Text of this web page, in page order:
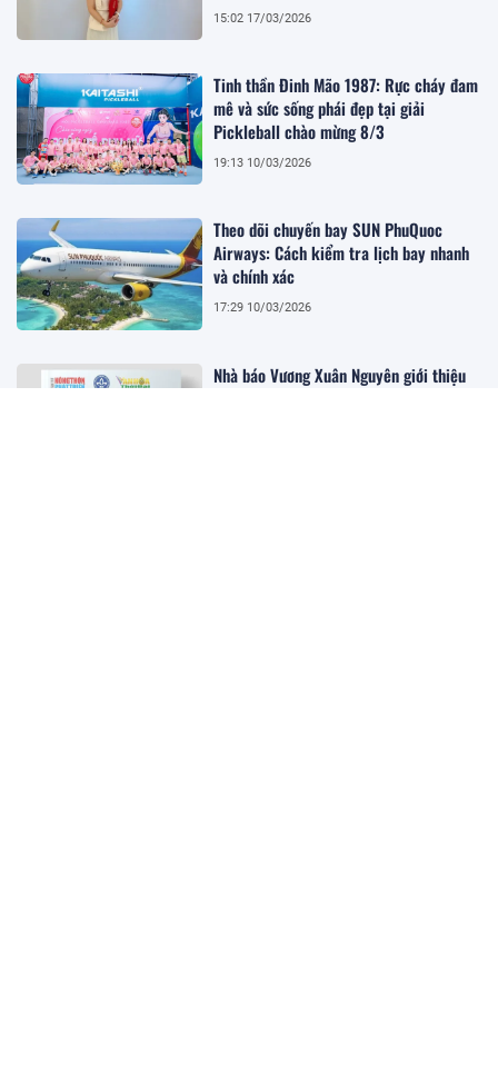
15:02 17/03/2026
Tinh thần Đinh Mão 1987: Rực cháy đam
mê và sức sống phái đẹp tại giải
Pickleball chào mừng 8/3
19:13 10/03/2026
Theo dõi chuyến bay SUN PhuQuoc
Airways: Cách kiểm tra lịch bay nhanh
và chính xác
17:29 10/03/2026
Nhà báo Vương Xuân Nguyên giới thiệu